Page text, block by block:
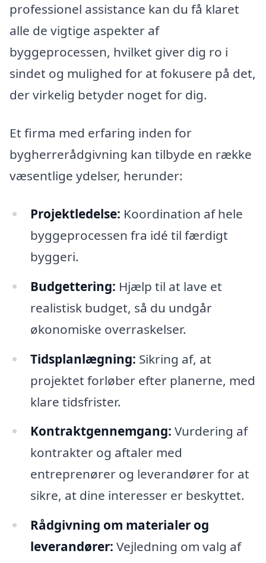
professionel assistance kan du få klaret
alle de vigtige aspekter af
byggeprocessen, hvilket giver dig ro i
sindet og mulighed for at fokusere på det,
der virkelig betyder noget for dig.
Et firma med erfaring inden for
bygherrerådgivning kan tilbyde en række
væsentlige ydelser, herunder:
Projektledelse: Koordination af hele
byggeprocessen fra idé til færdigt
byggeri.
Budgettering: Hjælp til at lave et
realistisk budget, så du undgår
økonomiske overraskelser.
Tidsplanlægning: Sikring af, at
projektet forløber efter planerne, med
klare tidsfrister.
Kontraktgennemgang: Vurdering af
kontrakter og aftaler med
entreprenører og leverandører for at
sikre, at dine interesser er beskyttet.
Rådgivning om materialer og
leverandører: Vejledning om valg af